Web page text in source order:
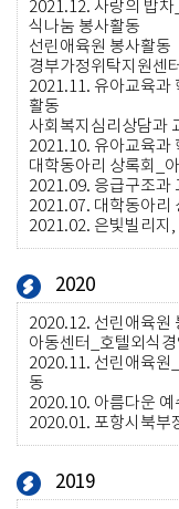
2021.12. 사랑의 밥차
식나눔 봉사활동
선린애육원 봉사활동
경부가정위탁지원센
2021.11. 유아교육과
활동
사회복지심리상담과
2021.10. 유아교육과
대학동아리 상록회_
2021.09. 응급구조과
2021.07. 대학동아리
2021.02. 은빛빌리지
2020
2020.12. 선린애육원
아동센터_호텔외식
2020.11. 선린애육원
동
2020.10. 아름다운
2020.01. 포항시북부
2019